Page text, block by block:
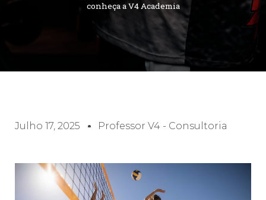
conheça a V4 Academia
Julho 17, 2025 Professor V4 - Consultoria